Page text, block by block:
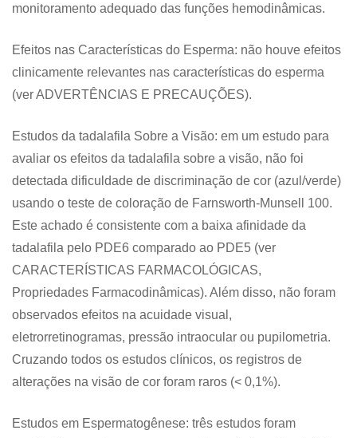
monitoramento adequado das funções hemodinâmicas.
Efeitos nas Características do Esperma: não houve efeitos
clinicamente relevantes nas características do esperma
(ver ADVERTÊNCIAS E PRECAUÇÕES).
Estudos da tadalafila Sobre a Visão: em um estudo para
avaliar os efeitos da tadalafila sobre a visão, não foi
detectada dificuldade de discriminação de cor (azul/verde)
usando o teste de coloração de Farnsworth-Munsell 100.
Este achado é consistente com a baixa afinidade da
tadalafila pelo PDE6 comparado ao PDE5 (ver
CARACTERÍSTICAS FARMACOLÓGICAS,
Propriedades Farmacodinâmicas). Além disso, não foram
observados efeitos na acuidade visual,
eletrorretinogramas, pressão intraocular ou pupilometria.
Cruzando todos os estudos clínicos, os registros de
alterações na visão de cor foram raros (< 0,1%).
Estudos em Espermatogênese: três estudos foram